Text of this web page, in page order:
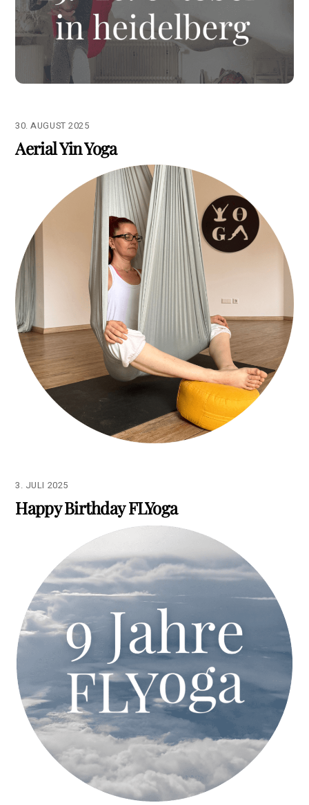
30. AUGUST 2025
Aerial Yin Yoga
3. JULI 2025
Happy Birthday FLYoga